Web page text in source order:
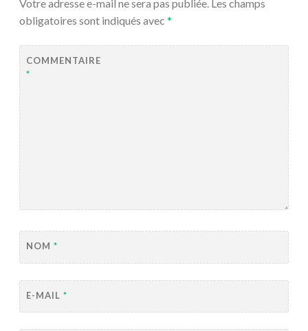
Votre adresse e-mail ne sera pas publiée. Les champs
obligatoires sont indiqués avec *
COMMENTAIRE
*
NOM *
E-MAIL *